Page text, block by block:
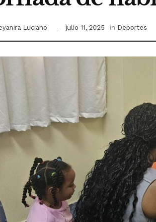
Luciano julio 11, 2025 in Deportes